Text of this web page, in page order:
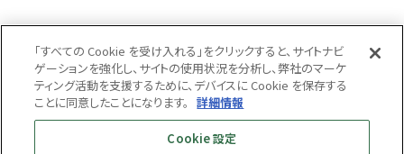
「すべての Cookie を受け入れる」をクリックすると、サイトナビ
ゲーションを強化し、サイトの使用状況を分析し、弊社のマーケ
ティング活動を支援するために、デバイスに Cookie を保存する
ことに同意したことになります。
詳細情報
Cookie 設定